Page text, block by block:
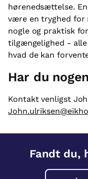
hørenedsættelse.
være en tryghed for
nogle og praktisk
tilgængelighed - alle
hvad de kan
Har du
Kontakt venligst
Fandt du,